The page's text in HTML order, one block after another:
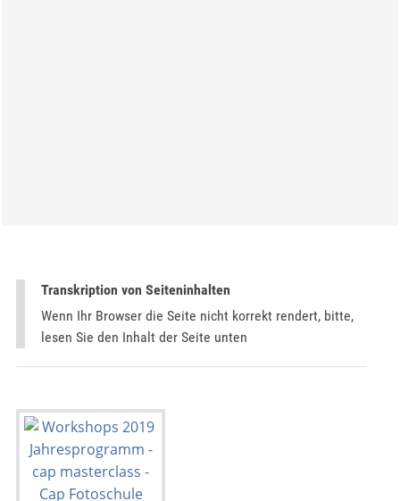
Transkription von Seiteninhalten
Wenn Ihr Browser die Seite nicht korrekt rendert, bitte,
lesen Sie den Inhalt der Seite unten